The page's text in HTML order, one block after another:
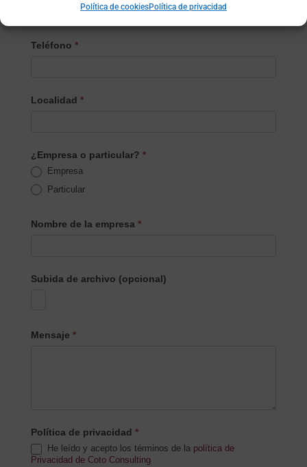
Política de cookiesPolítica de privacidad
Teléfono *
Localidad *
¿Empresa o particular? *
Empresa
Particular
Nombre de la empresa *
Subida de archivo (opcional)
Mensaje *
Política de privacidad *
He leído y acepto los términos de la política de
Privacidad de Coto Consulting